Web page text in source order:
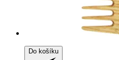
Do košíku